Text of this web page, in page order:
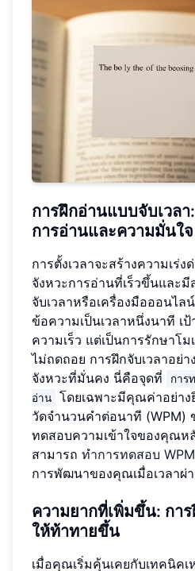
การฝึกอ่านแบบจับเวลา
การอ่านและความมั่นใจ
การตั้งเวลาจะสร้างความเร่
จังหวะการอ่านที่เร็วขึ้นและ
จับเวลาหรือเครื่องมือออนไล
ข้อความเป็นเวลาหนึ่งนาที เ
ความเร็ว แต่เป็นการรักษาโ
ไม่ถดถอย การฝึกจับเวลาอย่า
จังหวะที่มั่นคง นี่คือจุดที่
การ
อ่าน
โดยเฉพาะมีคุณค่าอย่าง
วัดจำนวนคำต่อนาที (WPM)
ทดสอบความเข้าใจของคุณ
สามารถ ทำการทดสอบ
การพัฒนาของคุณเมื่อเวลาผ่
ความยากที่เพิ่มขึ้น: กา
ให้ท้าทายขึ้น
เมื่อคุณเริ่มคุ้นเคยกับเทคนิคเ